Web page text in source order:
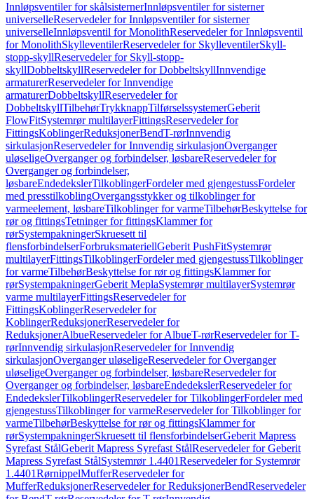
Innløpsventiler for skålsisternerInnløpsventiler for sisterner
universelleReservedeler for Innløpsventiler for sisterner
universelleInnløpsventil for MonolithReservedeler for Innløpsventil
for MonolithSkylleventilerReservedeler for SkylleventilerSkyll-
stopp-skyllReservedeler for Skyll-stopp-
skyllDobbeltskyllReservedeler for DobbeltskyllInnvendige
armaturerReservedeler for Innvendige
armaturerDobbeltskyllReservedeler for
DobbeltskyllTilbehørTrykknappTilførselssystemerGeberit
FlowFitSystemrør multilayerFittingsReservedeler for
FittingsKoblingerReduksjonerBendT-rørInnvendig
sirkulasjonReservedeler for Innvendig sirkulasjonOverganger
uløseligeOverganger og forbindelser, løsbareReservedeler for
Overganger og forbindelser,
løsbareEndedekslerTilkoblingerFordeler med gjengestussFordeler
med presstilkoblingOvergangsstykker og tilkoblinger for
varmeelement, løsbareTilkoblinger for varmeTilbehørBeskyttelse for
rør og fittingsTetninger for fittingsKlammer for
rørSystempakningerSkruesett til
flensforbindelserForbruksmateriellGeberit PushFitSystemrør
multilayerFittingsTilkoblingerFordeler med gjengestussTilkoblinger
for varmeTilbehørBeskyttelse for rør og fittingsKlammer for
rørSystempakningerGeberit MeplaSystemrør multilayerSystemrør
varme multilayerFittingsReservedeler for
FittingsKoblingerReservedeler for
KoblingerReduksjonerReservedeler for
ReduksjonerAlbueReservedeler for AlbueT-rørReservedeler for T-
rørInnvendig sirkulasjonReservedeler for Innvendig
sirkulasjonOverganger uløseligeReservedeler for Overganger
uløseligeOverganger og forbindelser, løsbareReservedeler for
Overganger og forbindelser, løsbareEndedekslerReservedeler for
EndedekslerTilkoblingerReservedeler for TilkoblingerFordeler med
gjengestussTilkoblinger for varmeReservedeler for Tilkoblinger for
varmeTilbehørBeskyttelse for rør og fittingsKlammer for
rørSystempakningerSkruesett til flensforbindelserGeberit Mapress
Syrefast StålGeberit Mapress Syrefast StålReservedeler for Geberit
Mapress Syrefast StålSystemrør 1.4401Reservedeler for Systemrør
1.4401RørnippelMufferReservedeler for
MufferReduksjonerReservedeler for ReduksjonerBendReservedeler